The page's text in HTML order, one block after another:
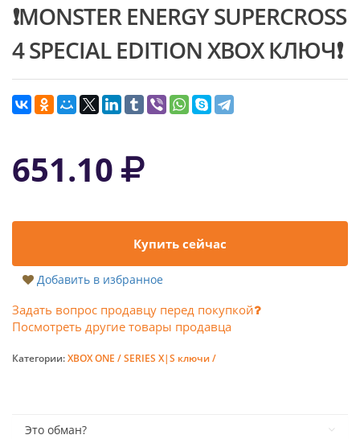
❗MONSTER ENERGY SUPERCROSS
4 SPECIAL EDITION XBOX КЛЮЧ❗
651.10
Купить сейчас
Добавить в избранное
Задать вопрос продавцу перед покупкой
Посмотреть другие товары продавца
Категории:XBOX ONE / SERIES X|S ключи /
Это обман?